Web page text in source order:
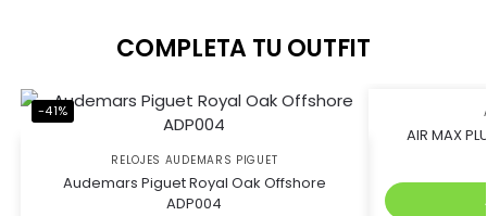
COMPLETA TU OUTFIT
-41%
RELOJES AUDEMARS PIGUET
Audemars Piguet Royal Oak Offshore
ADP004
AIR MAX